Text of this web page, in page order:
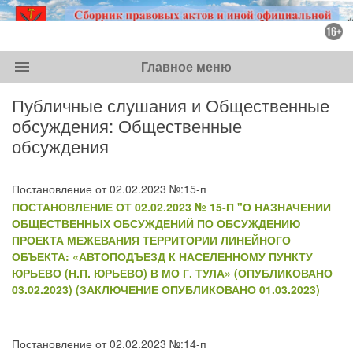
menu Главное меню
Публичные слушания и Общественные
обсуждения: Общественные
обсуждения
Постановление от 02.02.2023 №:15-п
ПОСТАНОВЛЕНИЕ ОТ 02.02.2023 № 15-П "О НАЗНАЧЕНИИ
ОБЩЕСТВЕННЫХ ОБСУЖДЕНИЙ ПО ОБСУЖДЕНИЮ
ПРОЕКТА МЕЖЕВАНИЯ ТЕРРИТОРИИ ЛИНЕЙНОГО
ОБЪЕКТА: «АВТОПОДЪЕЗД К НАСЕЛЕННОМУ ПУНКТУ
ЮРЬЕВО (Н.П. ЮРЬЕВО) В МО Г. ТУЛА» (ОПУБЛИКОВАНО
03.02.2023) (ЗАКЛЮЧЕНИЕ ОПУБЛИКОВАНО 01.03.2023)
Постановление от 02.02.2023 №:14-п